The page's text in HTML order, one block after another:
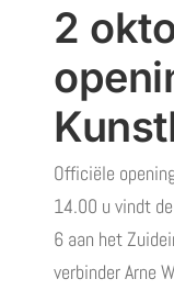
2
Officiële
14.00 u vindt
6 aan het
verbinder Arne